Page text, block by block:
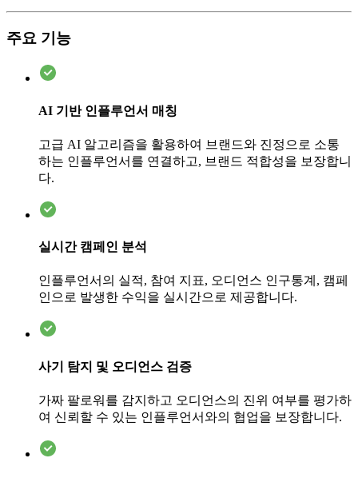
주요 기능
AI 기반 인플루언서 매칭
고급 AI 알고리즘을 활용하여 브랜드와 진정으로 소통
하는 인플루언서를 연결하고, 브랜드 적합성을 보장합니
다.
실시간 캠페인 분석
인플루언서의 실적, 참여 지표, 오디언스 인구통계, 캠페
인으로 발생한 수익을 실시간으로 제공합니다.
사기 탐지 및 오디언스 검증
가짜 팔로워를 감지하고 오디언스의 진위 여부를 평가하
여 신뢰할 수 있는 인플루언서와의 협업을 보장합니다.